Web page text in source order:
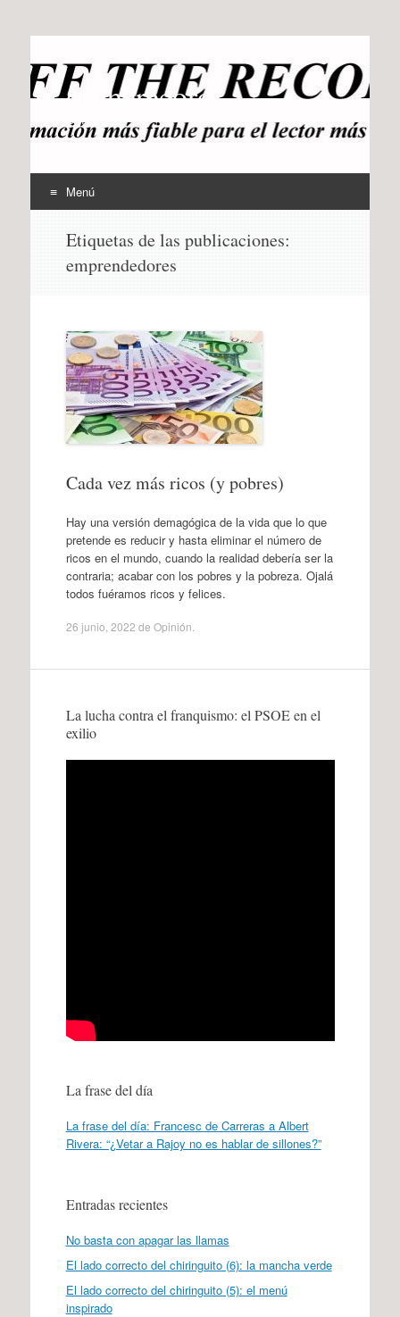
offtherecord
OTR
Menú
contenido
Etiquetas de las publicaciones:
emprendedores
Cada vez más ricos (y pobres)
Hay una versión demagógica de la vida que lo que
pretende es reducir y hasta eliminar el número de
ricos en el mundo, cuando la realidad debería ser la
contraria; acabar con los pobres y la pobreza. Ojalá
todos fuéramos ricos y felices.
26 junio, 2022 de Opinión
La lucha contra el franquismo: el PSOE en el
exilio
La frase del día
La frase del día: Francesc de Carreras a Albert
Rivera: “¿Vetar a Rajoy no es hablar de sillones?”
Entradas recientes
No basta con apagar las llamas
El lado correcto del chiringuito (6): la mancha verde
El lado correcto del chiringuito (5): el menú
inspirado